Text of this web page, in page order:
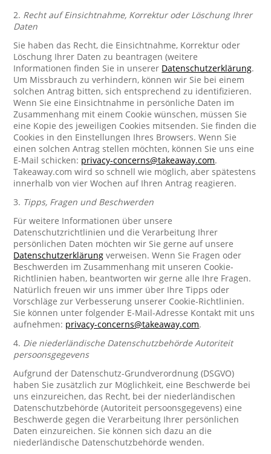
2. Recht auf Einsichtnahme, Korrektur oder Löschung Ihrer
Daten
Sie haben das Recht, die Einsichtnahme, Korrektur oder
Löschung Ihrer Daten zu beantragen (weitere
Informationen finden Sie in unserer Datenschutzerklärung.
Um Missbrauch zu verhindern, können wir Sie bei einem
solchen Antrag bitten, sich entsprechend zu identifizieren.
Wenn Sie eine Einsichtnahme in persönliche Daten im
Zusammenhang mit einem Cookie wünschen, müssen Sie
eine Kopie des jeweiligen Cookies mitsenden. Sie finden die
Cookies in den Einstellungen Ihres Browsers. Wenn Sie
einen solchen Antrag stellen möchten, können Sie uns eine
E-Mail schicken: privacy-concerns@takeaway.com.
Takeaway.com wird so schnell wie möglich, aber spätestens
innerhalb von vier Wochen auf Ihren Antrag reagieren.
3. Tipps, Fragen und Beschwerden
Für weitere Informationen über unsere
Datenschutzrichtlinien und die Verarbeitung Ihrer
persönlichen Daten möchten wir Sie gerne auf unsere
Datenschutzerklärung verweisen. Wenn Sie Fragen oder
Beschwerden im Zusammenhang mit unseren Cookie-
Richtlinien haben, beantworten wir gerne alle Ihre Fragen.
Natürlich freuen wir uns immer über Ihre Tipps oder
Vorschläge zur Verbesserung unserer Cookie-Richtlinien.
Sie können unter folgender E-Mail-Adresse Kontakt mit uns
aufnehmen: privacy-concerns@takeaway.com.
4. Die niederländische Datenschutzbehörde Autoriteit
persoonsgegevens
Aufgrund der Datenschutz-Grundverordnung (DSGVO)
haben Sie zusätzlich zur Möglichkeit, eine Beschwerde bei
uns einzureichen, das Recht, bei der niederländischen
Datenschutzbehörde (Autoriteit persoonsgegevens) eine
Beschwerde gegen die Verarbeitung Ihrer persönlichen
Daten einzureichen. Sie können sich dazu an die
niederländische Datenschutzbehörde wenden.